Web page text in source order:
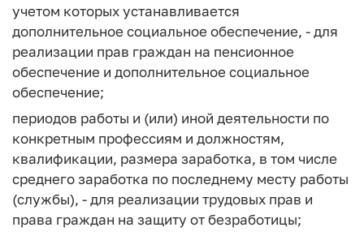
учетом которых устанавливается
дополнительное социальное обеспечение, - для
реализации прав граждан на пенсионное
обеспечение и дополнительное социальное
обеспечение;
периодов работы и (или) иной деятельности по
конкретным профессиям и должностям,
квалификации, размера заработка, в том числе
среднего заработка по последнему месту работы
(службы), - для реализации трудовых прав и
права граждан на защиту от безработицы;